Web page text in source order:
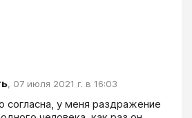
, 07 июля 2021 г. в 16:03
согласна, у меня раздражение